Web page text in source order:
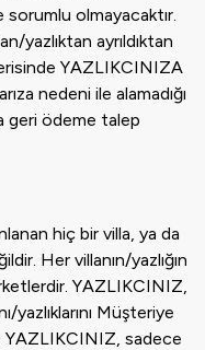
olmayacaktır.
yazlıktan ayrıldıktan
YAZLIKCINIZA
nedeni ile alamadığı
geri ödeme talep
hiç bir villa, ya da
Her villanın/yazlığın
YAZLIKCINIZ,
yazlıklarını Müşteriye
YAZLIKCINIZ, sadece